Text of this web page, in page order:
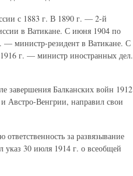
с 1883 г. В 1890 г. — 2-й
в Ватикане. С июня 1904 по
— министр-резидент в Ватикане. С
г. — министр иностранных дел.
завершения Балканских войн 1912
Австро-Венгрии, направил свои
за развязывание
указ 30 июля 1914 г. о всеобщей